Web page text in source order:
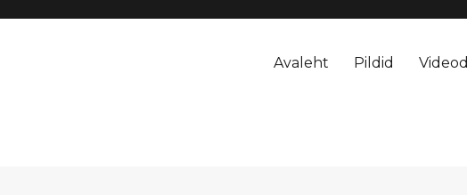
Avaleht Pildid Videod